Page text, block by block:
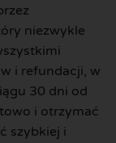
niezwykle
i refundacji, w
30 dni od
i otrzymać
szybkiej i